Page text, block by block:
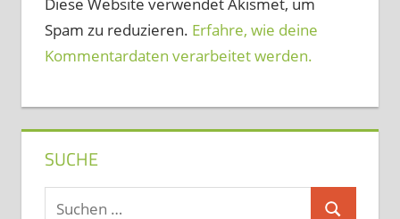
Diese Website verwendet Akismet, um
Spam zu reduzieren. Erfahre, wie deine
Kommentardaten verarbeitet werden.
SUCHE
Suchen